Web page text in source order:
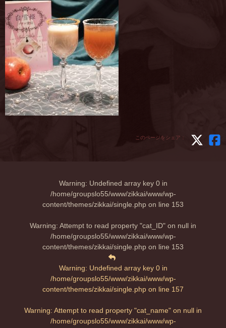
このページをシェア：
Warning: Undefined array key 0 in
/home/groupslo55/www/zikkai/www/wp-
content/themes/zikkai/single.php on line 153
Warning: Attempt to read property "cat_ID" on null in
/home/groupslo55/www/zikkai/www/wp-
content/themes/zikkai/single.php on line 153
Warning: Undefined array key 0 in
/home/groupslo55/www/zikkai/www/wp-
content/themes/zikkai/single.php on line 157
Warning: Attempt to read property "cat_name" on null in
/home/groupslo55/www/zikkai/www/wp-